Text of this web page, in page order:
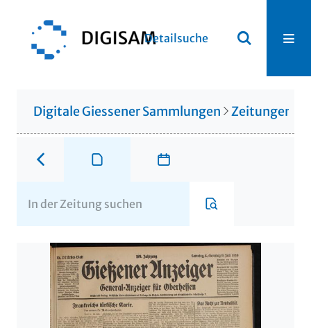
Detailsuche
Digitale Giessener Sammlungen Zeitungen